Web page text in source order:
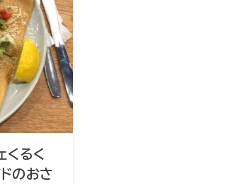
くるく
のおさ